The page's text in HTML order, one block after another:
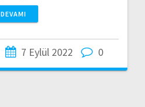
DEVAMI
7 Eylül 2022 0